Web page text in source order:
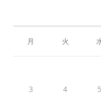
月 火
3 4 5